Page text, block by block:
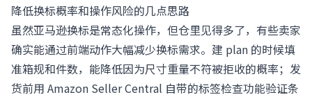
降低换标概率和操作风险的几点思路
虽然亚马逊换标是常态化操作，但仓里见得多了，有些卖家
确实能通过前端动作大幅减少换标需求。建 plan 的时候填
准箱规和件数，能降低因为尺寸重量不符被拒收的概率；发
货前用 Amazon Seller Central 自带的标签检查功能验证条